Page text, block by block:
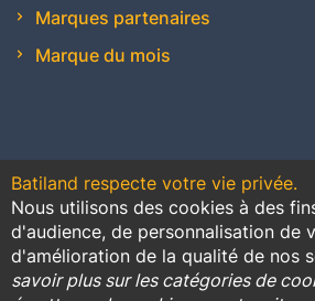
Marques partenaires
Marque du mois
Contact
Promotions
Batiland respecte votre vie privée.
Nous utilisons des cookies à des
d'audience, de personnalisation de
d'amélioration de la qualité de nos
savoir plus sur les catégories de